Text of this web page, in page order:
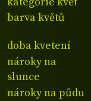
barva květů
doba kvetení
nároky na
slunce
nároky na půdu